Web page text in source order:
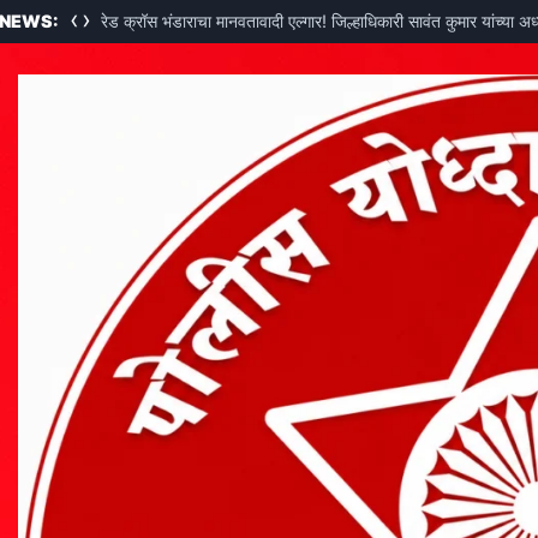
रेड क्रॉस भंडाराचा मानवतावादी एल्गार! जिल्हाधिकारी सावंत कुमार यांच्या
‹›